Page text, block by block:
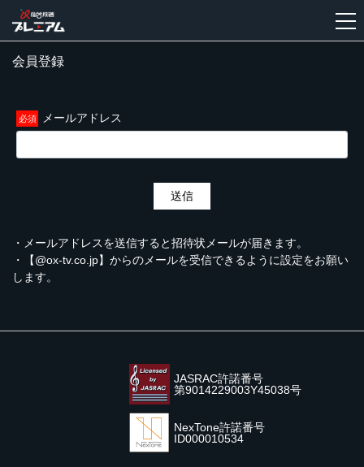
会員登録
メールアドレス
送信
・メールアドレスを送信すると招待状メールが届きます。
・【@ox-tv.co.jp】からのメールを受信できるように設定をお願い
します。
JASRAC許諾番号
第9014229003Y45038号
NexTone許諾番号
ID000010534